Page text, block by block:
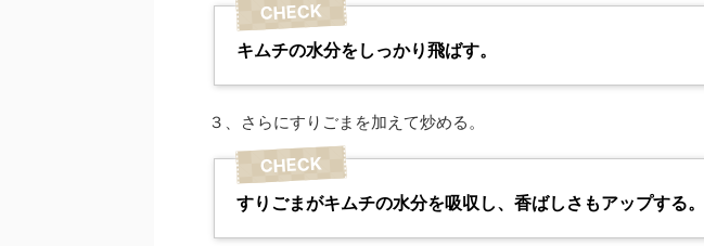
キムチの水分をしっかり飛ばす。
３、さらにすりごまを加えて炒める。
すりごまがキムチの水分を吸収し、香ばしさもアップする。